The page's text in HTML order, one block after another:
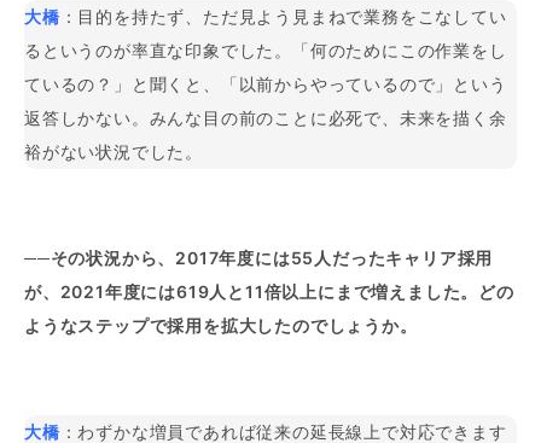
大橋 ：目的を持たず、ただ見よう見まねで業務をこなしてい
るというのが率直な印象でした。「何のためにこの作業をし
ているの？」と聞くと、「以前からやっているので」という
返答しかない。みんな目の前のことに必死で、未来を描く余
裕がない状況でした。
──その状況から、2017年度には55人だったキャリア採用
が、2021年度には619人と11倍以上にまで増えました。どの
ようなステップで採用を拡大したのでしょうか。
大橋 ：わずかな増員であれば従来の延長線上で対応できます